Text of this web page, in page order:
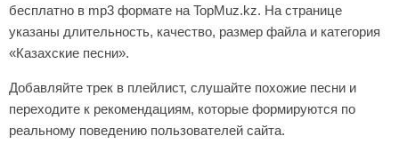
бесплатно в mp3 формате на TopMuz.kz. На странице
указаны длительность, качество, размер файла и категория
«Казахские песни».
Добавляйте трек в плейлист, слушайте похожие песни и
переходите к рекомендациям, которые формируются по
реальному поведению пользователей сайта.